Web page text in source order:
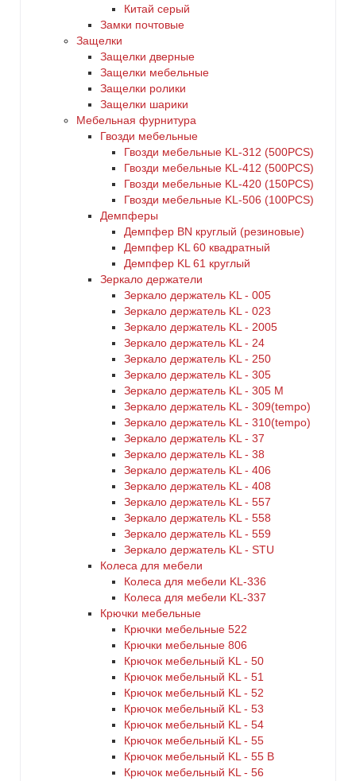
Китай серый
Замки почтовые
Защелки
Защелки дверные
Защелки мебельные
Защелки ролики
Защелки шарики
Мебельная фурнитура
Гвозди мебельные
Гвозди мебельные KL-312 (500PCS)
Гвозди мебельные KL-412 (500PCS)
Гвозди мебельные KL-420 (150PCS)
Гвозди мебельные KL-506 (100PCS)
Демпферы
Демпфер BN круглый (резиновые)
Демпфер KL 60 квадратный
Демпфер KL 61 круглый
Зеркало держатели
Зеркало держатель KL - 005
Зеркало держатель KL - 023
Зеркало держатель KL - 2005
Зеркало держатель KL - 24
Зеркало держатель KL - 250
Зеркало держатель KL - 305
Зеркало держатель KL - 305 M
Зеркало держатель KL - 309(tempo)
Зеркало держатель KL - 310(tempo)
Зеркало держатель KL - 37
Зеркало держатель KL - 38
Зеркало держатель KL - 406
Зеркало держатель KL - 408
Зеркало держатель KL - 557
Зеркало держатель KL - 558
Зеркало держатель KL - 559
Зеркало держатель KL - STU
Колеса для мебели
Колеса для мебели KL-336
Колеса для мебели KL-337
Крючки мебельные
Крючки мебельные 522
Крючки мебельные 806
Крючок мебельный KL - 50
Крючок мебельный KL - 51
Крючок мебельный KL - 52
Крючок мебельный KL - 53
Крючок мебельный KL - 54
Крючок мебельный KL - 55
Крючок мебельный KL - 55 B
Крючок мебельный KL - 56